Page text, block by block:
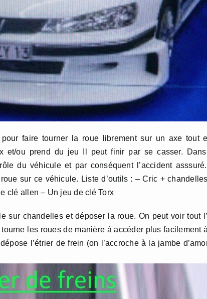
faire tourner la roue librement sur un axe tout
et/ou prend du jeu Il peut finir par se casser.
du véhicule et par conséquent l’accident
sur ce véhicule. Liste d’outils : – Cric +
clé allen – Un jeu de clé Torx
sur chandelles et déposer la roue. On peut voir tout
les roues de manière à accéder plus facilement à
l’étrier de frein (on l’accroche à la jambe